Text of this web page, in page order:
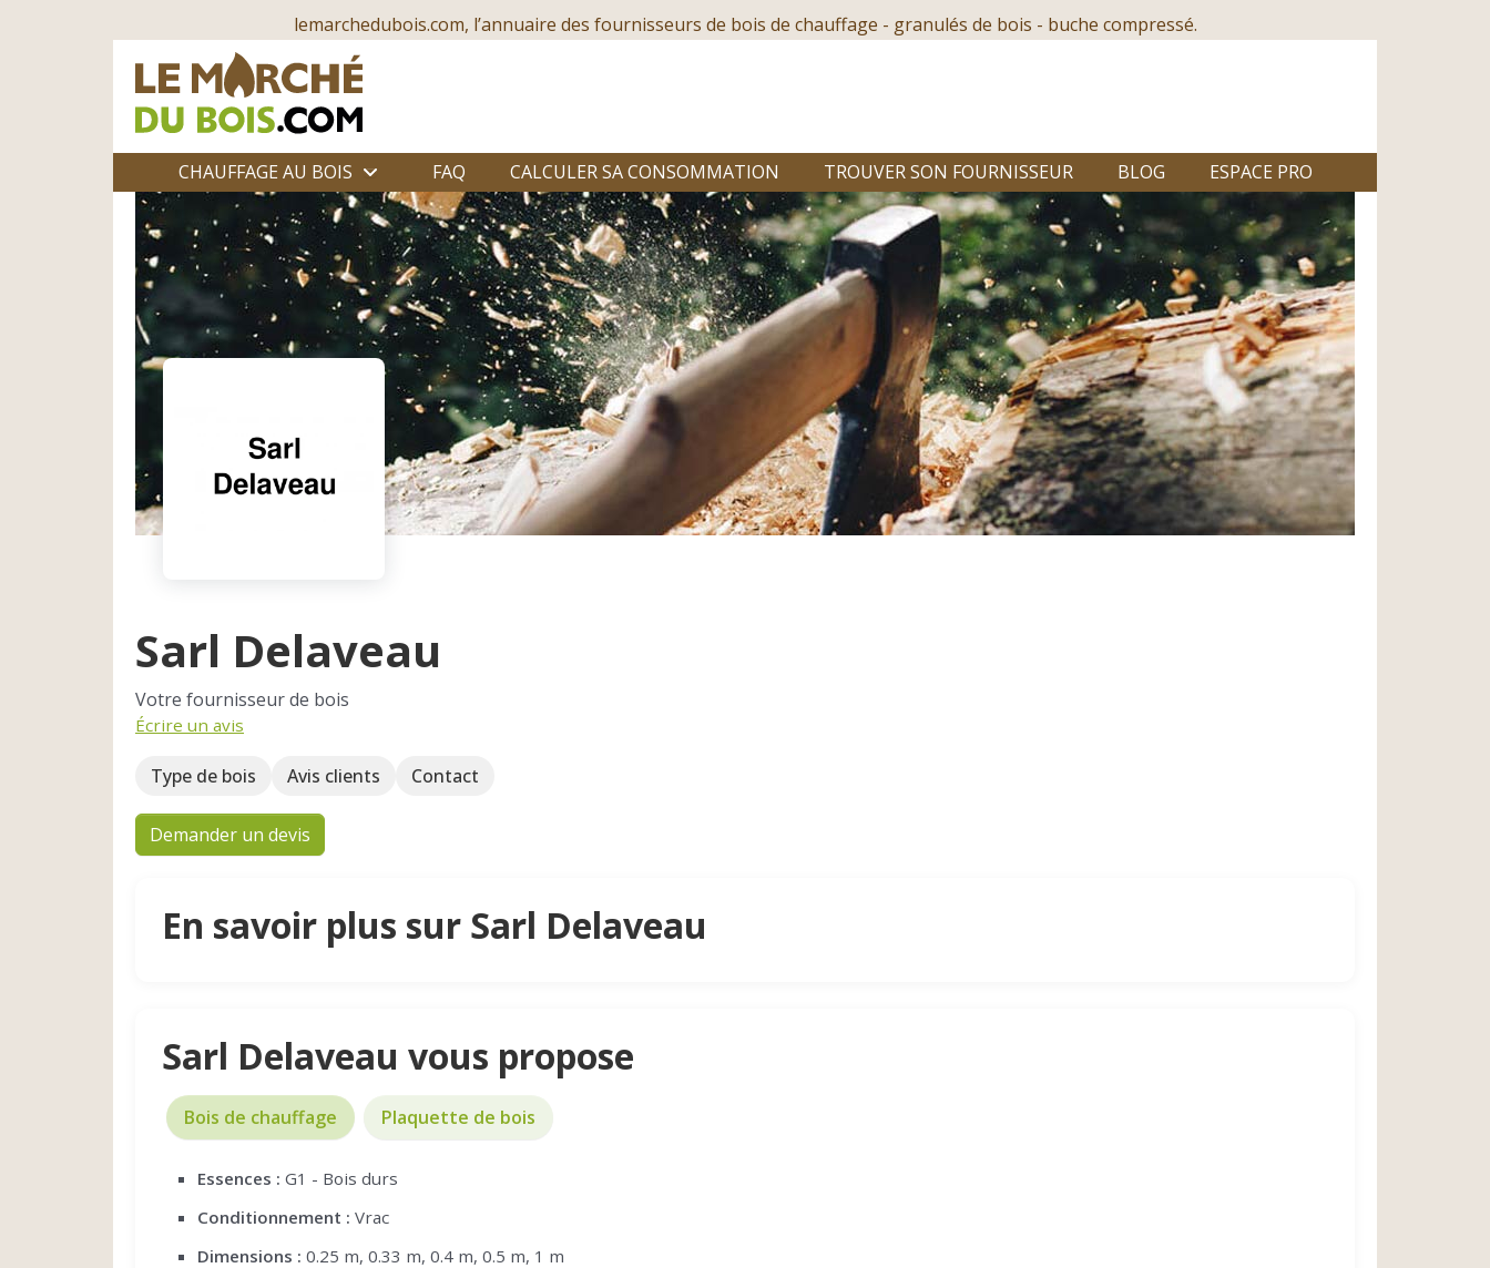
lemarchedubois.com, l’annuaire des fournisseurs de bois de chauffage - granulés de bois - buche compressé.
CHAUFFAGE AU BOIS FAQ CALCULER SA CONSOMMATION TROUVER SON FOURNISSEUR BLOG ESPACE PRO
Sarl Delaveau
Votre fournisseur de bois
Écrire un avis
Type de bois Avis clients Contact
Demander un devis
En savoir plus sur Sarl Delaveau
Sarl Delaveau vous propose
Bois de chauffage Plaquette de bois
Essences : G1 - Bois durs
Conditionnement : Vrac
Dimensions : 0.25 m, 0.33 m, 0.4 m, 0.5 m, 1 m